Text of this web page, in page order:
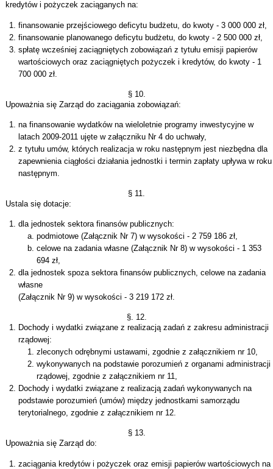
kredytów i pożyczek zaciąganych na:
finansowanie przejściowego deficytu budżetu, do kwoty - 3 000 000 zł,
finansowanie planowanego deficytu budżetu, do kwoty - 2 500 000 zł,
spłatę wcześniej zaciągniętych zobowiązań z tytułu emisji papierów
wartościowych oraz zaciągniętych pożyczek i kredytów, do kwoty - 1
700 000 zł.
§ 10.
Upoważnia się Zarząd do zaciągania zobowiązań:
na finansowanie wydatków na wieloletnie programy inwestycyjne w
latach 2009-2011 ujęte w załączniku Nr 4 do uchwały,
z tytułu umów, których realizacja w roku następnym jest niezbędna dla
zapewnienia ciągłości działania jednostki i termin zapłaty upływa w roku
następnym.
§ 11.
Ustala się dotacje:
dla jednostek sektora finansów publicznych:
podmiotowe (Załącznik Nr 7) w wysokości - 2 759 186 zł,
celowe na zadania własne (Załącznik Nr 8) w wysokości - 1 353
694 zł,
dla jednostek spoza sektora finansów publicznych, celowe na zadania
własne
(Załącznik Nr 9) w wysokości - 3 219 172 zł.
§. 12.
Dochody i wydatki związane z realizacją zadań z zakresu administracji
rządowej:
zleconych odrębnymi ustawami, zgodnie z załącznikiem nr 10,
wykonywanych na podstawie porozumień z organami administracji
rządowej, zgodnie z załącznikiem nr 11,
Dochody i wydatki związane z realizacją zadań wykonywanych na
podstawie porozumień (umów) między jednostkami samorządu
terytorialnego, zgodnie z załącznikiem nr 12.
§ 13.
Upoważnia się Zarząd do:
zaciągania kredytów i pożyczek oraz emisji papierów wartościowych na